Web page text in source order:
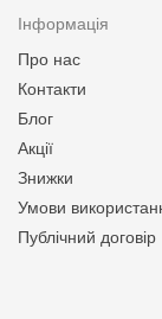
Інформація
Про нас
Контакти
Блог
Акції
Знижки
Умови
Публічний договір